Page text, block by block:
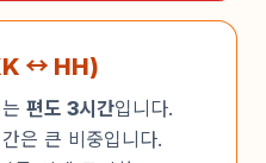
↔ HH)
편도 3시간입니다.
은 큰 비중입니다.